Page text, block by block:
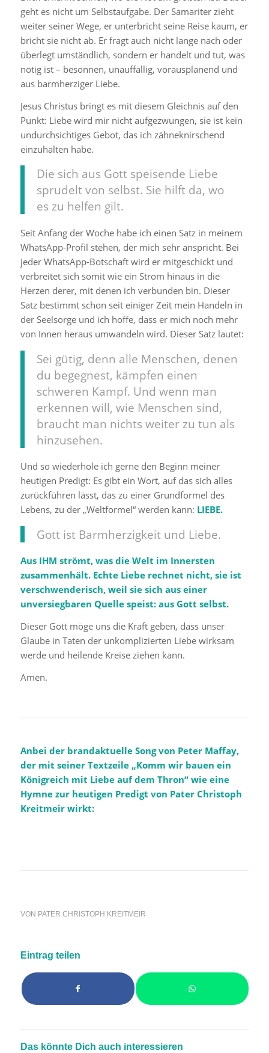
geht es nicht um Selbstaufgabe. Der Samariter zieht
weiter seiner Wege, er unterbricht seine Reise kaum, er
bricht sie nicht ab. Er fragt auch nicht lange nach oder
überlegt umständlich, sondern er handelt und tut, was
nötig ist – besonnen, unauffällig, vorausplanend und
aus barmherziger Liebe.
Jesus Christus bringt es mit diesem Gleichnis auf den
Punkt: Liebe wird mir nicht aufgezwungen, sie ist kein
undurchsichtiges Gebot, das ich zähneknirschend
einzuhalten habe.
Die sich aus Gott speisende Liebe
sprudelt von selbst. Sie hilft da, wo
es zu helfen gilt.
Seit Anfang der Woche habe ich einen Satz in meinem
WhatsApp-Profil stehen, der mich sehr anspricht. Bei
jeder WhatsApp-Botschaft wird er mitgeschickt und
verbreitet sich somit wie ein Strom hinaus in die
Herzen derer, mit denen ich verbunden bin. Dieser
Satz bestimmt schon seit einiger Zeit mein Handeln in
der Seelsorge und ich hoffe, dass er mich noch mehr
von Innen heraus umwandeln wird. Dieser Satz lautet:
Sei gütig, denn alle Menschen, denen
du begegnest, kämpfen einen
schweren Kampf. Und wenn man
erkennen will, wie Menschen sind,
braucht man nichts weiter zu tun als
hinzusehen.
Und so wiederhole ich gerne den Beginn meiner
heutigen Predigt: Es gibt ein Wort, auf das sich alles
zurückführen lässt, das zu einer Grundformel des
Lebens, zu der „Weltformel“ werden kann: LIEBE.
Gott ist Barmherzigkeit und Liebe.
Aus IHM strömt, was die Welt im Innersten
zusammenhält. Echte Liebe rechnet nicht, sie ist
verschwenderisch, weil sie sich aus einer
unversiegbaren Quelle speist: aus Gott selbst.
Dieser Gott möge uns die Kraft geben, dass unser
Glaube in Taten der unkomplizierten Liebe wirksam
werde und heilende Kreise ziehen kann.
Amen.
Anbei der brandaktuelle Song von Peter Maffay,
der mit seiner Textzeile „Komm wir bauen ein
Königreich mit Liebe auf dem Thron“ wie eine
Hymne zur heutigen Predigt von Pater Christoph
Kreitmeir wirkt:
VON PATER CHRISTOPH KREITMEIR
Eintrag teilen
Das könnte Dich auch interessieren